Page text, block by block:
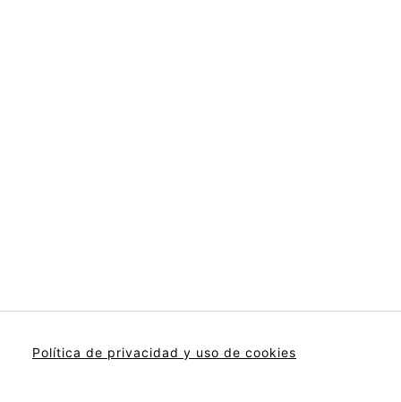
Política de privacidad y uso de cookies